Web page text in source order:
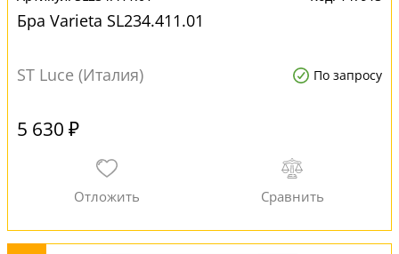
Бра Varieta SL234.411.01
ST Luce (Италия) По запросу
5 630 ₽